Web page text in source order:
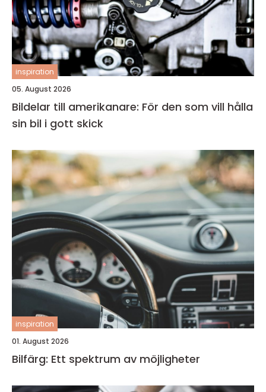
inspiration
05. August 2026
Bildelar till amerikanare: För den som vill hålla
sin bil i gott skick
inspiration
01. August 2026
Bilfärg: Ett spektrum av möjligheter